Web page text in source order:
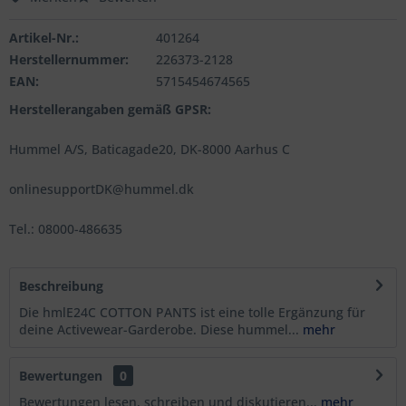
Artikel-Nr.:
401264
Herstellernummer:
226373-2128
EAN:
5715454674565
Herstellerangaben gemäß GPSR:
Hummel A/S, Baticagade20, DK-8000 Aarhus C
onlinesupportDK@hummel.dk
Tel.: 08000-486635
Beschreibung
Die hmlE24C COTTON PANTS ist eine tolle Ergänzung für
deine Activewear-Garderobe. Diese hummel... mehr
Bewertungen
0
Bewertungen lesen, schreiben und diskutieren... mehr